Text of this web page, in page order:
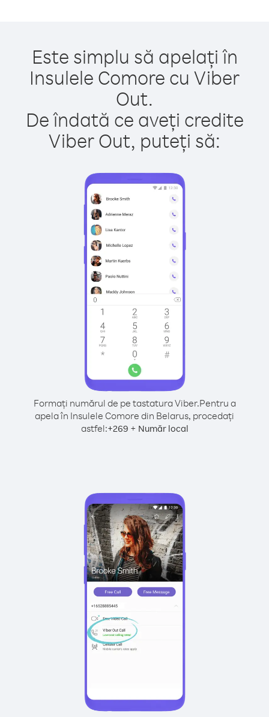
Este simplu să apelați în
Insulele Comore cu Viber
Out.
De îndată ce aveți credite
Viber Out, puteți să:
Formați numărul de pe tastatura Viber.Pentru a
apela în Insulele Comore din Belarus, procedați
astfel:+269 + Număr local